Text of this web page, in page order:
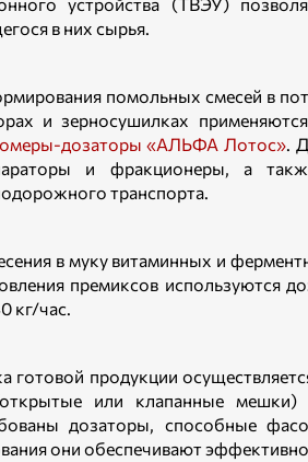
в них сырья.
помольных смесей в
и зерносушилках
дозаторы «АЛЬФА Лотос».
и фракционеры, а
транспорта.
в муку витаминных и
премиксов используются
кг/час.
готовой продукции
или клапанные мешки)
дозаторы, способные
они обеспечивают